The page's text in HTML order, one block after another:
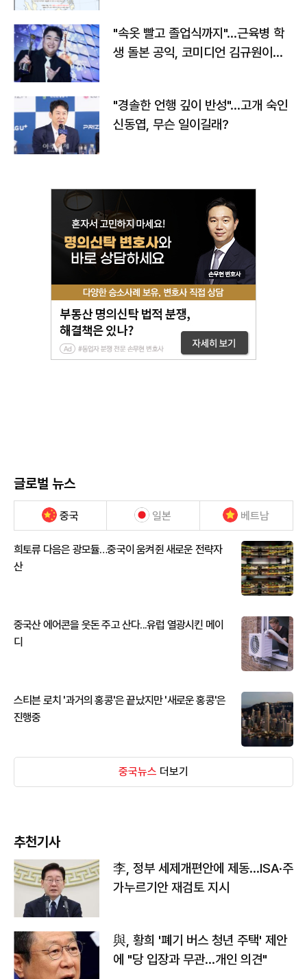
"속옷 빨고 졸업식까지"…근육병 학
생 돌본 공익, 코미디언 김규원이었
"경솔한 언행 깊이 반성"…고개 숙인
신동엽, 무슨 일이길래?
글로벌 뉴스
중국 일본 베트남
희토류 다음은 광모듈…중국이 움켜쥔 새로운 전략자
산
중국산 에어콘을 웃돈 주고 산다...유럽 열광시킨 메이
디
스티븐 로치 '과거의 홍콩'은 끝났지만 '새로운 홍콩'은
진행중
중국뉴스 더보기
추천기사
李, 정부 세제개편안에 제동…ISA·주
가누르기안 재검토 지시
與, 황희 '폐기 버스 청년 주택' 제안
에 "당 입장과 무관…개인 의견"